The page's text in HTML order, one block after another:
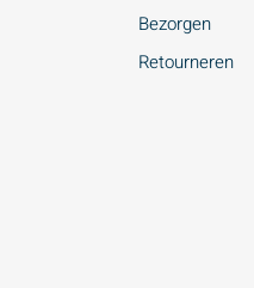
Bezorgen
Retourneren